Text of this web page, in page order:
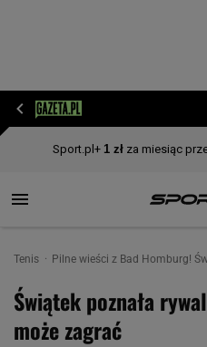
Tenis Pilne wieści z Bad Homburg!
Świątek poznała
może zagrać